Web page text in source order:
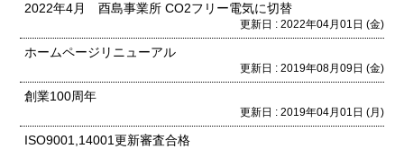
2022年4月 酉島事業所 CO2フリー電気に切替
更新日 : 2022年04月01日 (金)
ホームページリニューアル
更新日 : 2019年08月09日 (金)
創業100周年
更新日 : 2019年04月01日 (月)
ISO9001,14001更新審査合格